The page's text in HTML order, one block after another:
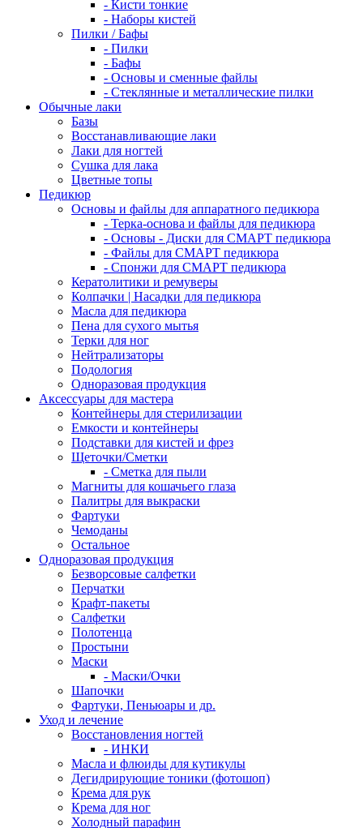
- Кисти тонкие
- Наборы кистей
Пилки / Бафы
- Пилки
- Бафы
- Основы и сменные файлы
- Стеклянные и металлические пилки
Обычные лаки
Базы
Восстанавливающие лаки
Лаки для ногтей
Сушка для лака
Цветные топы
Педикюр
Основы и файлы для аппаратного педикюра
- Терка-основа и файлы для педикюра
- Основы - Диски для СМАРТ педикюра
- Файлы для СМАРТ педикюра
- Спонжи для СМАРТ педикюра
Кератолитики и ремуверы
Колпачки | Насадки для педикюра
Масла для педикюра
Пена для сухого мытья
Терки для ног
Нейтрализаторы
Подология
Одноразовая продукция
Аксессуары для мастера
Контейнеры для стерилизации
Емкости и контейнеры
Подставки для кистей и фрез
Щеточки/Сметки
- Сметка для пыли
Магниты для кошачьего глаза
Палитры для выкраски
Фартуки
Чемоданы
Остальное
Одноразовая продукция
Безворсовые салфетки
Перчатки
Крафт-пакеты
Салфетки
Полотенца
Простыни
Маски
- Маски/Очки
Шапочки
Фартуки, Пеньюары и др.
Уход и лечение
Восстановления ногтей
- ИНКИ
Масла и флюиды для кутикулы
Дегидрирующие тоники (фотошоп)
Крема для рук
Крема для ног
Холодный парафин